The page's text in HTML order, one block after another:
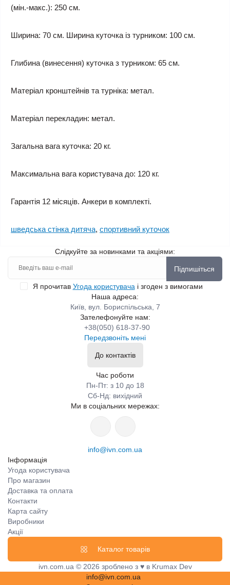
(мін.-макс.): 250 см.
Ширина: 70 см. Ширина куточка із турником: 100 см.
Глибина (винесення) куточка з турником: 65 см.
Матеріал кронштейнів та турніка: метал.
Матеріал перекладин: метал.
Загальна вага куточка: 20 кг.
Максимальна вага користувача до: 120 кг.
Гарантія 12 місяців. Анкери в комплекті.
шведська стінка дитяча, спортивний куточок
Слідкуйте за новинками та акціями:
Підпишіться
Я прочитав Угода користувача і згоден з вимогами
Наша адреса:
Київ, вул. Бориспільська, 7
Зателефонуйте нам:
+38(050) 618-37-90
Передзвоніть мені
До контактів
Час роботи
Пн-Пт: з 10 до 18
Сб-Нд: вихідний
Ми в соціальних мережах:
info@ivn.com.ua
Інформація
Угода користувача
Про магазин
Доставка та оплата
Контакти
Карта сайту
Виробники
Акції
Каталог товарів
ivn.com.ua © 2026 зроблено з ♥ в Krumax Dev
info@ivn.com.ua